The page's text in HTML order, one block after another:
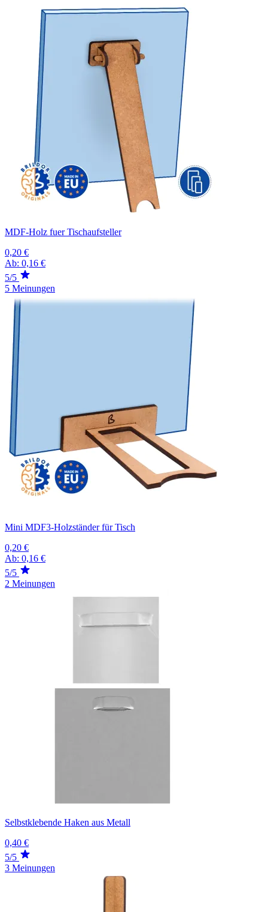
MDF-Holz fuer Tischaufsteller
0,20 €
Ab: 0,16 €
5/5
5 Meinungen
Mini MDF3-Holzständer für Tisch
0,20 €
Ab: 0,16 €
5/5
2 Meinungen
Selbstklebende Haken aus Metall
0,40 €
5/5
3 Meinungen